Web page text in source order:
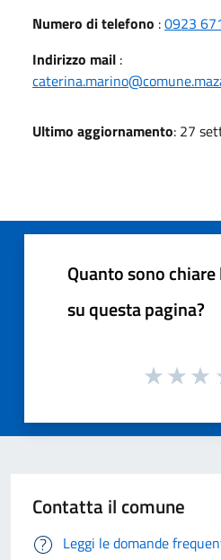
Numero di telefono :0923
Indirizzo mail :
Ultimo aggiornamento: 27
Quanto sono
su questa pagina?
Contatta il comune
Leggi le domande